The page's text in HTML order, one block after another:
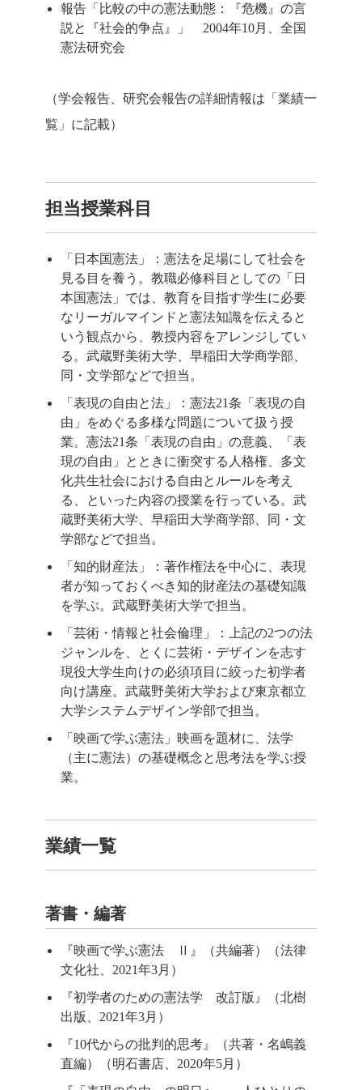
報告「比較の中の憲法動態：『危機』の言
説と『社会的争点』」 2004年10月、全国
憲法研究会
（学会報告、研究会報告の詳細情報は「業績一
覧」に記載）
担当授業科目
「日本国憲法」：憲法を足場にして社会を
見る目を養う。教職必修科目としての「日
本国憲法」では、教育を目指す学生に必要
なリーガルマインドと憲法知識を伝えると
いう観点から、教授内容をアレンジしてい
る。武蔵野美術大学、早稲田大学商学部、
同・文学部などで担当。
「表現の自由と法」：憲法21条「表現の自
由」をめぐる多様な問題について扱う授
業。憲法21条「表現の自由」の意義、「表
現の自由」とときに衝突する人格権、多文
化共生社会における自由とルールを考え
る、といった内容の授業を行っている。武
蔵野美術大学、早稲田大学商学部、同・文
学部などで担当。
「知的財産法」：著作権法を中心に、表現
者が知っておくべき知的財産法の基礎知識
を学ぶ。武蔵野美術大学で担当。
「芸術・情報と社会倫理」：上記の2つの法
ジャンルを、とくに芸術・デザインを志す
現役大学生向けの必須項目に絞った初学者
向け講座。武蔵野美術大学および東京都立
大学システムデザイン学部で担当。
「映画で学ぶ憲法」映画を題材に、法学
（主に憲法）の基礎概念と思考法を学ぶ授
業。
業績一覧
著書・編著
『映画で学ぶ憲法 Ⅱ』（共編著）（法律
文化社、2021年3月）
『初学者のための憲法学 改訂版』（北樹
出版、2021年3月）
『10代からの批判的思考』（共著・名嶋義
直編）（明石書店、2020年5月）